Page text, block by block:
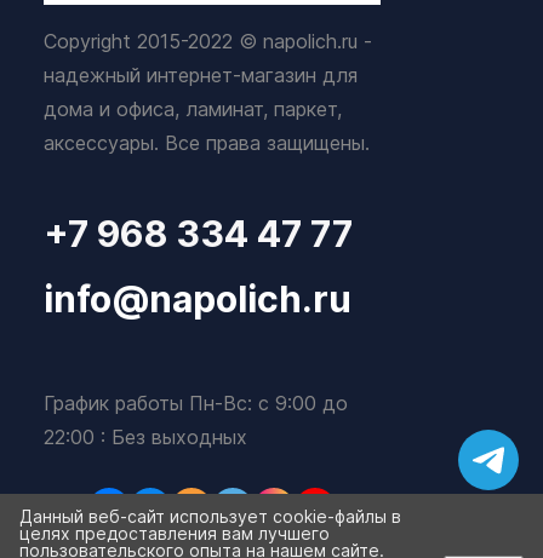
Copyright 2015-2022 © napolich.ru -
надежный интернет-магазин для
дома и офиса, ламинат, паркет,
аксессуары. Все права защищены.
+7 968 334 47 77
info@napolich.ru
График работы Пн-Вс: с 9:00 до
22:00 : Без выходных
Данный веб-сайт использует cookie-файлы в
целях предоставления вам лучшего
пользовательского опыта на нашем сайте.